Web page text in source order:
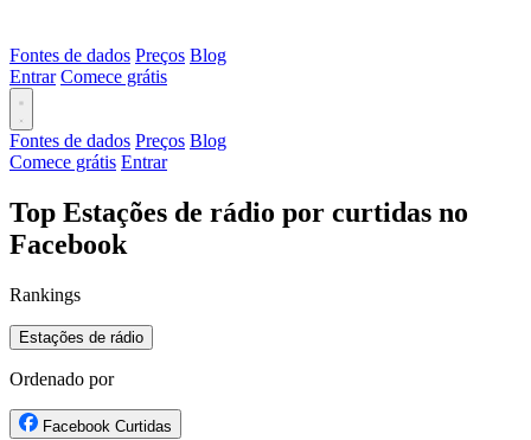
Fontes de dados Preços Blog
Entrar Comece grátis
Fontes de dados Preços Blog
Comece grátis Entrar
Top Estações de rádio por curtidas no
Facebook
Rankings
Estações de rádio
Ordenado por
Facebook Curtidas